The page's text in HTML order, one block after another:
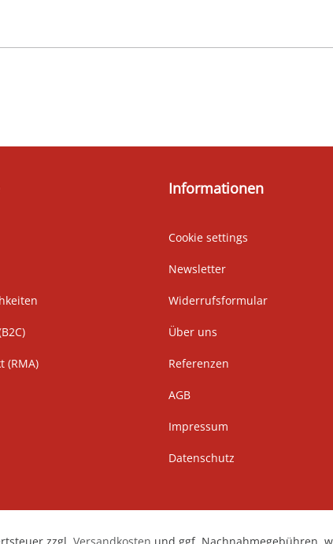
(RMA)
Informationen
Cookie settings
Newsletter
Widerrufsformular
Über uns
Referenzen
AGB
Impressum
Datenschutz